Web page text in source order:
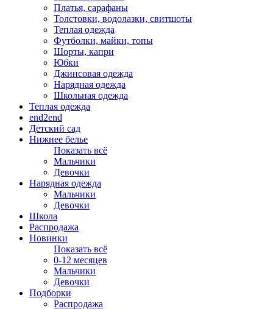
Платья, сарафаны
Толстовки, водолазки, свитшоты
Теплая одежда
Футболки, майки, топы
Шорты, капри
Юбки
Джинсовая одежда
Нарядная одежда
Школьная одежда
Теплая одежда
end2end
Детский сад
Нижнее белье
Показать всё
Мальчики
Девочки
Нарядная одежда
Мальчики
Девочки
Школа
Распродажа
Новинки
Показать всё
0-12 месяцев
Мальчики
Девочки
Подборки
Распродажа